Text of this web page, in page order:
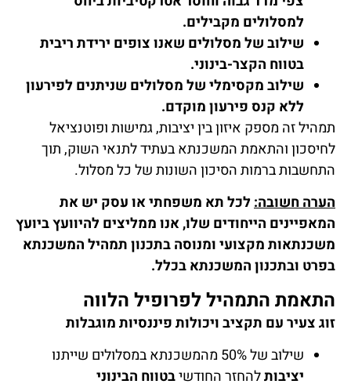
למסלולים מקבילים.
שילוב של מסלולים שאנו צופים ירידת ריבית
בטווח הקצר-בינוני.
שילוב מקסימלי של מסלולים שניתנים לפירעון
ללא קנס פירעון מוקדם.
תמהיל זה מספק איזון בין יציבות, גמישות ופוטנציאל
לחיסכון והתאמת המשכנתא בעתיד לתנאי השוק, תוך
התחשבות ברמות הסיכון השונות של כל מסלול.
הערה חשובה:לכל תא משפחתי או עסק יש את
המאפיינים הייחודים שלו, אנו ממליצים להיוועץ ביועץ
משכנתאות מקצועי ומנוסה בתכנון תמהיל המשכנתא
בפרט ובתכנון המשכנתא בכלל.
התאמת התמהיל לפרופיל הלווה
זוג צעיר עם תקציב ויכולות פיננסיות מוגבלות
שילוב של 50% מהמשכנתא במסלולים שייתנו
יציבותלהחזר החודשיבטווח הבינוני